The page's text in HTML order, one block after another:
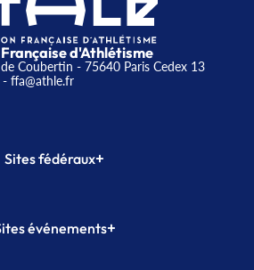
d'Athlétisme
Coubertin - 75640 Paris Cedex 13
ffa@athle.fr
Sites fédéraux+
Formation
événements+